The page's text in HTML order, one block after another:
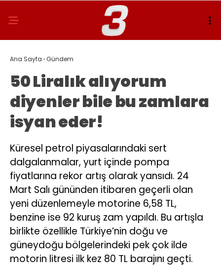
Ana Sayfa ›Gündem
50 Liralık alıyorum
diyenler bile bu zamlara
isyan eder!
Küresel petrol piyasalarındaki sert
dalgalanmalar, yurt içinde pompa
fiyatlarına rekor artış olarak yansıdı. 24
Mart Salı gününden itibaren geçerli olan
yeni düzenlemeyle motorine 6,58 TL,
benzine ise 92 kuruş zam yapıldı. Bu artışla
birlikte özellikle Türkiye’nin doğu ve
güneydoğu bölgelerindeki pek çok ilde
motorin litresi ilk kez 80 TL barajını geçti.